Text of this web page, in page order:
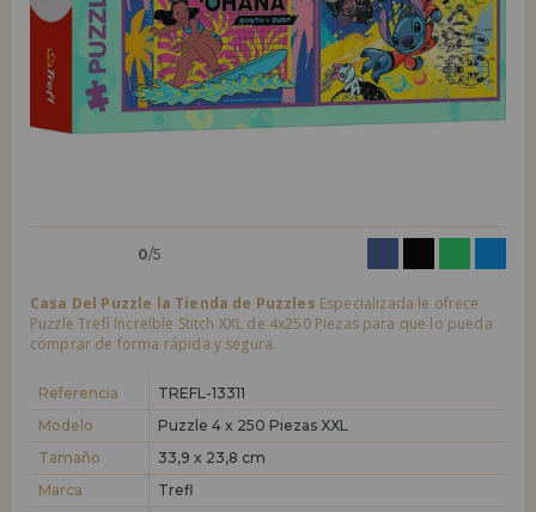
LIQUIDACIONES
INFORMACIÓN
Quiero registrarme como
nuevo cliente
Al crear una cuenta en casadelpuzzle.com podrás realizar tus compras
rápidamente en nuestra tienda virtual, revisar el estado de tus pedidos
y consultar tus operaciones anteriores.
nuevo distribuidor
¿Eres Profesional o Empresa?. ¿Quieres vender en tu negocio
condiciones de ventas con descuentos especiales para la distribución.
0/5
Casa Del Puzzle la Tienda de Puzzles Especializada le ofrece
Puzzle Trefl Increíble Stitch XXL de 4x250 Piezas para que lo pueda
comprar de forma rápida y segura.
Referencia
TREFL-13311
Modelo
Puzzle 4 x 250 Piezas XXL
Tamaño
33,9 x 23,8 cm
Marca
Trefl